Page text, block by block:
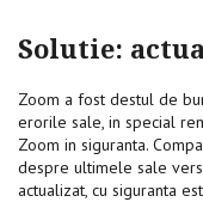
Solutie:
Zoom a fost destul de
erorile sale, in special
Zoom in siguranta.
despre ultimele sale
actualizat, cu siguranta